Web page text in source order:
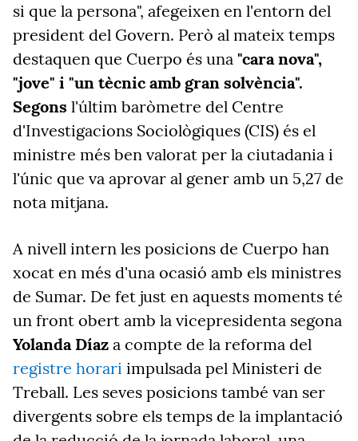
si que la persona", afegeixen en l'entorn del
president del Govern. Però al mateix temps
destaquen que Cuerpo és una "cara nova",
"jove" i "un tècnic amb gran solvència".
Segons l'últim baròmetre del Centre
d'Investigacions Sociològiques (CIS) és el
ministre més ben valorat per la ciutadania i
l'únic que va aprovar al gener amb un 5,27 de
nota mitjana.
A nivell intern les posicions de Cuerpo han
xocat en més d'una ocasió amb els ministres
de Sumar. De fet just en aquests moments té
un front obert amb la vicepresidenta segona
Yolanda Díaz a compte de la reforma del
registre horari impulsada pel Ministeri de
Treball. Les seves posicions també van ser
divergents sobre els temps de la implantació